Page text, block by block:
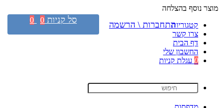
מוצר נוסף בהצלחה
קטגוריות
צרו קשר
דף הבית
החשבון שלי
0 עגלת קניות
התחברות \ הרשמה סל קניות 0
0